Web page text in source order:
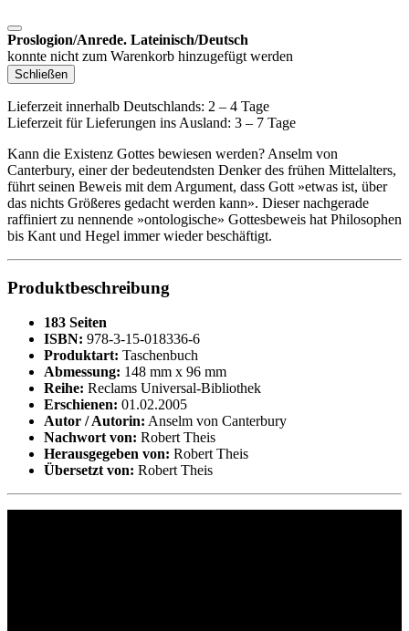
Proslogion/Anrede. Lateinisch/Deutsch
konnte nicht zum Warenkorb hinzugefügt werden
Schließen
Lieferzeit innerhalb Deutschlands: 2 – 4 Tage
Lieferzeit für Lieferungen ins Ausland: 3 – 7 Tage
Kann die Existenz Gottes bewiesen werden? Anselm von
Canterbury, einer der bedeutendsten Denker des frühen Mittelalters,
führt seinen Beweis mit dem Argument, dass Gott »etwas ist, über
das nichts Größeres gedacht werden kann». Dieser nachgerade
raffiniert zu nennende »ontologische» Gottesbeweis hat Philosophen
bis Kant und Hegel immer wieder beschäftigt.
Produktbeschreibung
183 Seiten
ISBN: 978-3-15-018336-6
Produktart: Taschenbuch
Abmessung: 148 mm x 96 mm
Reihe: Reclams Universal-Bibliothek
Erschienen: 01.02.2005
Autor / Autorin: Anselm von Canterbury
Nachwort von: Robert Theis
Herausgegeben von: Robert Theis
Übersetzt von: Robert Theis